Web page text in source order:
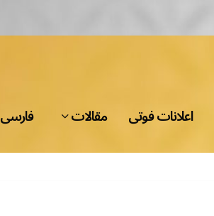
اعلانات فوتی مقالات فارسی